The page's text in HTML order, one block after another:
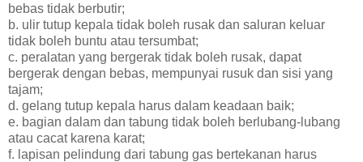
bebas tidak berbutir;
b. ulir tutup kepala tidak boleh rusak dan saluran keluar
tidak boleh buntu atau tersumbat;
c. peralatan yang bergerak tidak boleh rusak, dapat
bergerak dengan bebas, mempunyai rusuk dan sisi yang
tajam;
d. gelang tutup kepala harus dalam keadaan baik;
e. bagian dalam dan tabung tidak boleh berlubang-lubang
atau cacat karena karat;
f. lapisan pelindung dari tabung gas bertekanan harus